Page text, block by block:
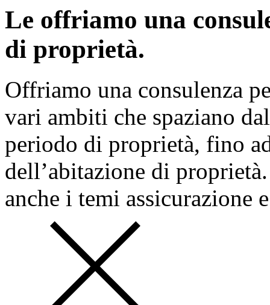
Le offriamo una
di proprietà.
Offriamo una consulenza
vari ambiti che spaziano
periodo di proprietà, fino
dell’abitazione di
anche i temi assicurazione